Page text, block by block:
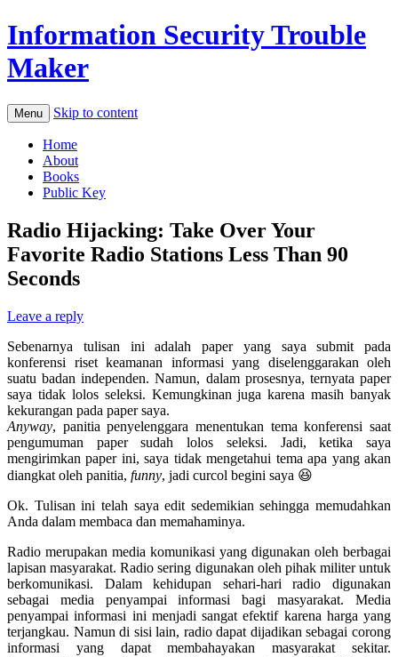
Information Security Trouble
Maker
Menu Skip to content
Home
About
Books
Public Key
Radio Hijacking: Take Over Your
Favorite Radio Stations Less Than 90
Seconds
Leave a reply
Sebenarnya tulisan ini adalah paper yang saya submit pada
konferensi riset keamanan informasi yang diselenggarakan oleh
suatu badan independen. Namun, dalam prosesnya, ternyata paper
saya tidak lolos seleksi. Kemungkinan juga karena masih banyak
kekurangan pada paper saya.
Anyway, panitia penyelenggara menentukan tema konferensi saat
pengumuman paper sudah lolos seleksi. Jadi, ketika saya
mengirimkan paper ini, saya tidak mengetahui tema apa yang akan
diangkat oleh panitia, funny, jadi curcol begini saya 😆
Ok. Tulisan ini telah saya edit sedemikian sehingga memudahkan
Anda dalam membaca dan memahaminya.
Radio merupakan media komunikasi yang digunakan oleh berbagai
lapisan masyarakat. Radio sering digunakan oleh pihak militer untuk
berkomunikasi. Dalam kehidupan sehari-hari radio digunakan
sebagai media penyampai informasi bagi masyarakat. Media
penyampai informasi ini menjadi sangat efektif karena harga yang
terjangkau. Namun di sisi lain, radio dapat dijadikan sebagai corong
informasi yang dapat membahayakan masyarakat sekitar.